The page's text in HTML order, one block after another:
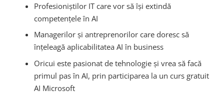
Profesioniștilor IT care vor să își extindă
competențele în AI
Managerilor și antreprenorilor care doresc să
înțeleagă aplicabilitatea AI în business
Oricui este pasionat de tehnologie și vrea să facă
primul pas în AI, prin participarea la un curs gratuit
AI Microsoft